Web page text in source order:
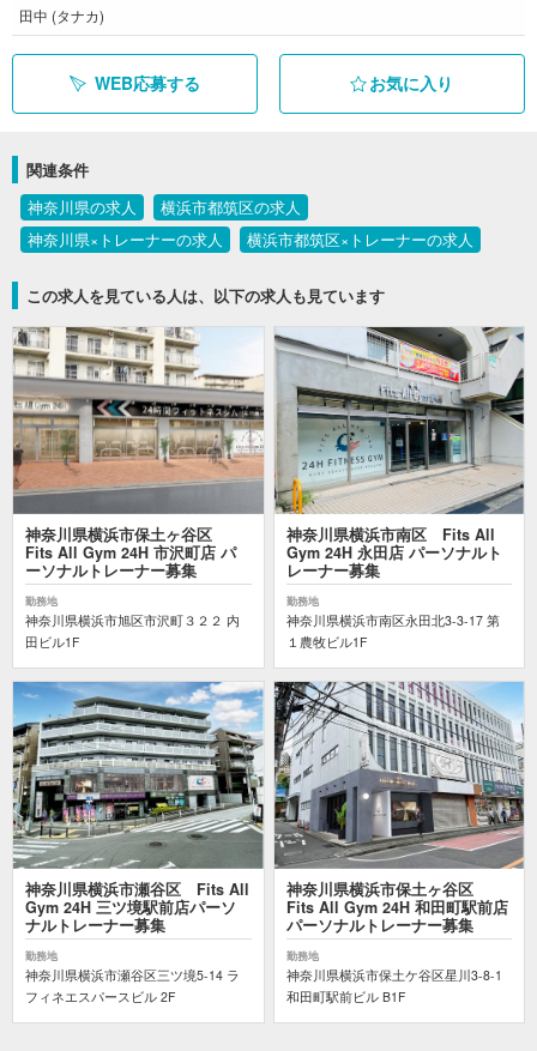
田中 (タナカ)
WEB応募する お気に入り
関連条件
神奈川県の求人
横浜市都筑区の求人
神奈川県×トレーナーの求人
横浜市都筑区×トレーナーの求人
この求人を見ている人は、以下の求人も見ています
神奈川県横浜市保土ヶ谷区
Fits All Gym 24H 市沢町店 パ
ーソナルトレーナー募集
勤務地
神奈川県横浜市旭区市沢町３２２ 内
田ビル1F
神奈川県横浜市南区 Fits All
Gym 24H 永田店 パーソナルト
レーナー募集
勤務地
神奈川県横浜市南区永田北3-3-17 第
１農牧ビル1F
神奈川県横浜市瀬谷区 Fits All
Gym 24H 三ツ境駅前店パーソ
ナルトレーナー募集
勤務地
神奈川県横浜市瀬谷区三ツ境5-14 ラ
フィネエスパースビル 2F
神奈川県横浜市保土ヶ谷区
Fits All Gym 24H 和田町駅前店
パーソナルトレーナー募集
勤務地
神奈川県横浜市保土ケ谷区星川3-8-1
和田町駅前ビル B1F